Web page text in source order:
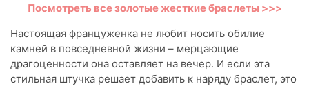
Посмотреть все золотые жесткие браслеты >>>
Настоящая француженка не любит носить обилие
камней в повседневной жизни – мерцающие
драгоценности она оставляет на вечер. И если эта
стильная штучка решает добавить к наряду браслет, это